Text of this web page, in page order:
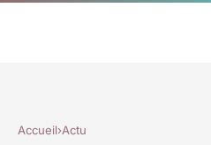
Accueil›Actu